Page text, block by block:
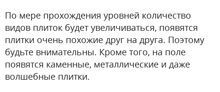
По мере прохождения уровней количество
видов плиток будет увеличиваться, появятся
плитки очень похожие друг на друга. Поэтому
будьте внимательны. Кроме того, на поле
появятся каменные, металлические и даже
волшебные плитки.